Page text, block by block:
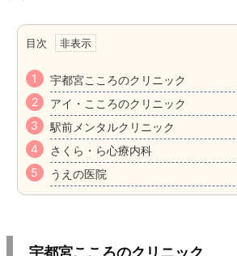
目次
宇都宮こころのクリニック
アイ・こころのクリニック
駅前メンタルクリニック
さくら・ら心療内科
うえの医院
宇都宮こころのクリニック